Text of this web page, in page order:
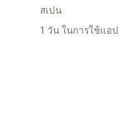
สเปน
1 วัน ในการใช้แอป